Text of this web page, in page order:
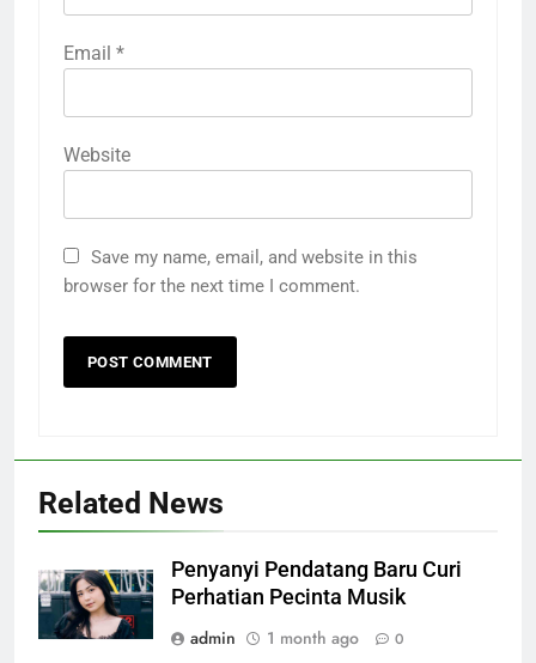
Email *
Website
Save my name, email, and website in this
browser for the next time I comment.
Related News
Penyanyi Pendatang Baru Curi
Perhatian Pecinta Musik
admin
1 month ago 0